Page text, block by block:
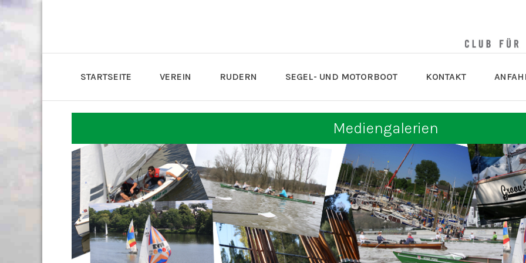
STARTSEITE VEREIN RUDERN SEGEL- UND MOTORBOOT KONTAKT
Mediengalerien